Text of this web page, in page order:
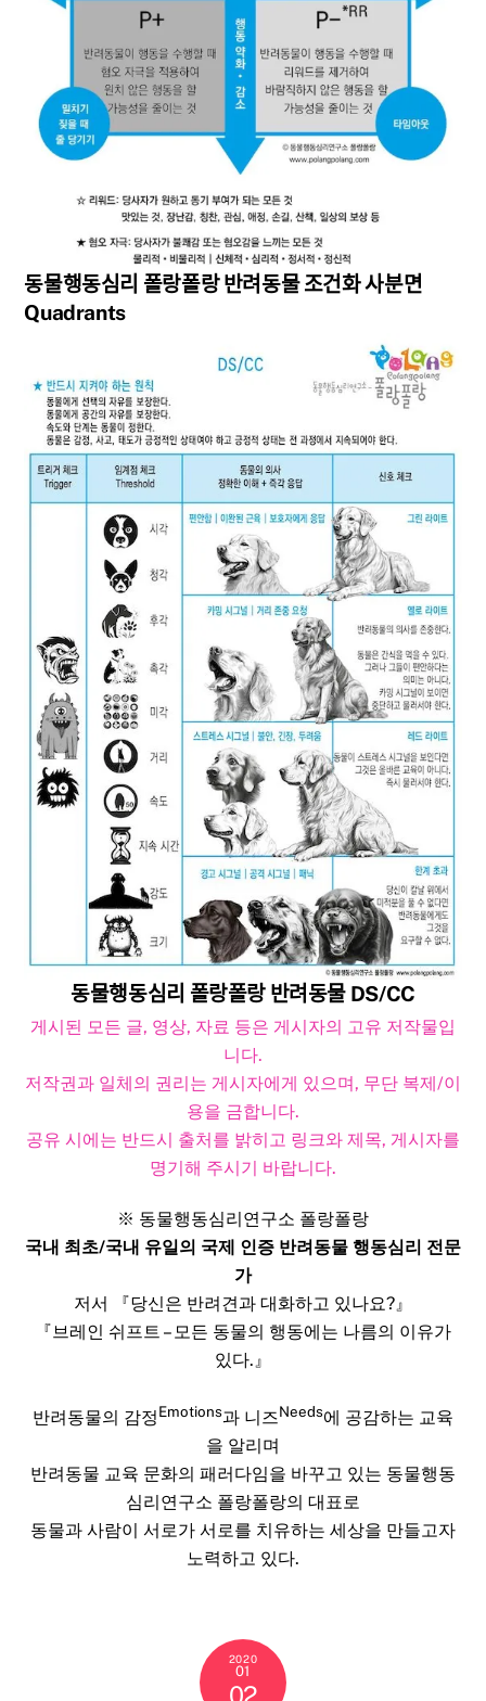
동물행동심리 폴랑폴랑 반려동물 조건화 사분면
Quadrants
동물행동심리 폴랑폴랑 반려동물 DS/CC
게시된 모든 글, 영상, 자료 등은 게시자의 고유 저작물입
니다.
저작권과 일체의 권리는 게시자에게 있으며, 무단 복제/이
용을 금합니다.
공유 시에는 반드시 출처를 밝히고 링크와 제목, 게시자를
명기해 주시기 바랍니다.​
※ 동물행동심리연구소 폴랑폴랑
국내 최초/국내 유일의 국제 인증 반려동물 행동심리 전문
가
저서 『당신은 반려견과 대화하고 있나요?』
『브레인 쉬프트 – 모든 동물의 행동에는 나름의 이유가
있다.』
반려동물의 감정Emotions과 니즈Needs에 공감하는 교육
을 알리며
반려동물 교육 문화의 패러다임을 바꾸고 있는 동물행동
심리연구소 폴랑폴랑의 대표로
동물과 사람이 서로가 서로를 치유하는 세상을 만들고자
노력하고 있다.
2020
01